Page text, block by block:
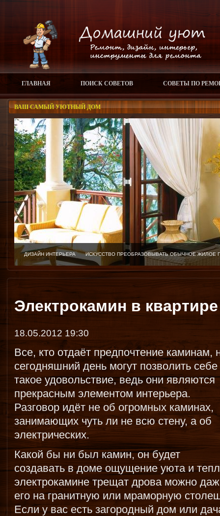
ГЛАВНАЯ ПОИСК СОВЕТОВ СОВЕТЫ ПО
ВАШ САМЫЙ УЮТНЫЙ ДОМ
ДИЗАЙН ИНТЕРЬЕРА ИСКУССТВО ПРЕОБРАЗОВЫВАТЬ ОБЫЧНОЕ
Электрокамин в квартире
18.05.2012 19:30
Все, кто отдаёт предпочтение каминам,
сегодняшний день могут позволить себе
такое удовольствие, ведь они являются
прекрасным элементом интерьера.
Разговор идёт не об огромных каминах,
занимающих чуть ли не всю стену, а об
электрических.
Какой бы ни был камин, он будет
создавать в доме ощущение уюта и
электрокамине трещат дрова можно
его на гранитную или мраморную
Если у вас есть загородный дом или